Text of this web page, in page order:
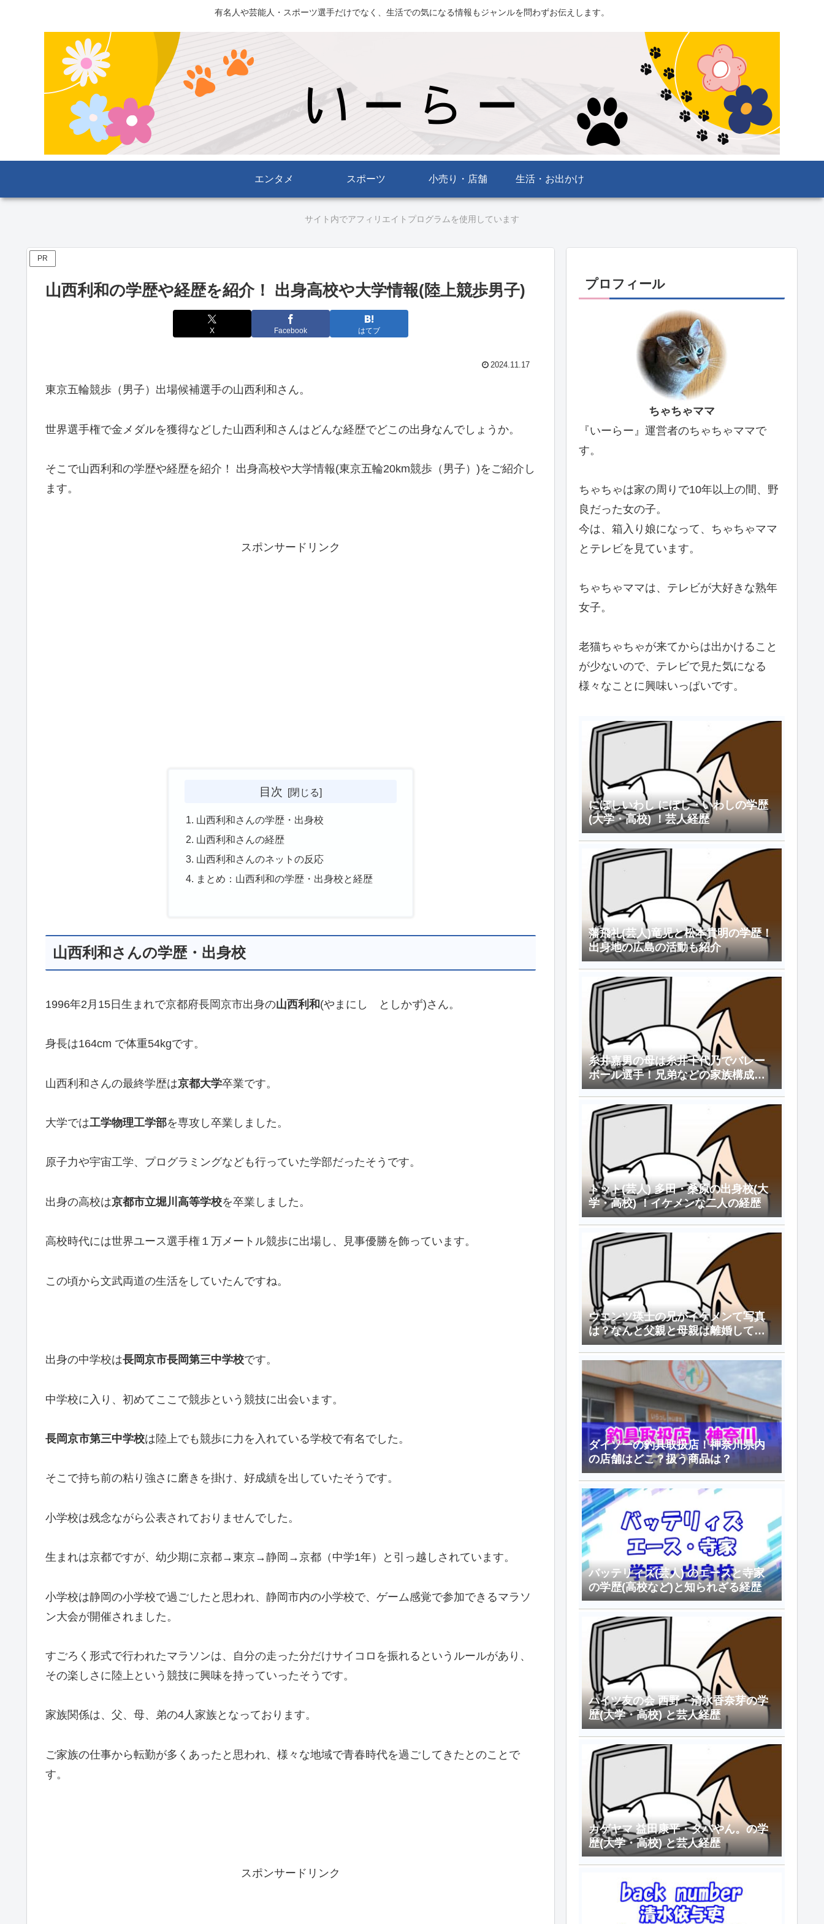
有名人や芸能人・スポーツ選手だけでなく、生活での気になる情報もジャンルを問わずお伝えします。
エンタメ スポーツ 小売り・店舗 生活・お出かけ
サイト内でアフィリエイトプログラムを使用しています
PR
山西利和の学歴や経歴を紹介！ 出身高校や大学情報(陸上競歩男子)
X Facebook はてブ
2024.11.17
東京五輪競歩（男子）出場候補選手の山西利和さん。
世界選手権で金メダルを獲得などした山西利和さんはどんな経歴でどこの出身なんでしょうか。
そこで山西利和の学歴や経歴を紹介！ 出身高校や大学情報(東京五輪20km競歩（男子）)をご紹介し
ます。
スポンサードリンク
目次
山西利和さんの学歴・出身校
山西利和さんの経歴
山西利和さんのネットの反応
まとめ：山西利和の学歴・出身校と経歴
山西利和さんの学歴・出身校
1996年2月15日生まれで京都府長岡京市出身の山西利和(やまにし としかず)さん。
身長は164cm で体重54kgです。
山西利和さんの最終学歴は京都大学卒業です。
大学では工学物理工学部を専攻し卒業しました。
原子力や宇宙工学、プログラミングなども行っていた学部だったそうです。
出身の高校は京都市立堀川高等学校を卒業しました。
高校時代には世界ユース選手権１万メートル競歩に出場し、見事優勝を飾っています。
この頃から文武両道の生活をしていたんですね。
出身の中学校は長岡京市長岡第三中学校です。
中学校に入り、初めてここで競歩という競技に出会います。
長岡京市第三中学校は陸上でも競歩に力を入れている学校で有名でした。
そこで持ち前の粘り強さに磨きを掛け、好成績を出していたそうです。
小学校は残念ながら公表されておりませんでした。
生まれは京都ですが、幼少期に京都→東京→静岡→京都（中学1年）と引っ越しされています。
小学校は静岡の小学校で過ごしたと思われ、静岡市内の小学校で、ゲーム感覚で参加できるマラソ
ン大会が開催されました。
すごろく形式で行われたマラソンは、自分の走った分だけサイコロを振れるというルールがあり、
その楽しさに陸上という競技に興味を持っていったそうです。
家族関係は、父、母、弟の4人家族となっております。
ご家族の仕事から転勤が多くあったと思われ、様々な地域で青春時代を過ごしてきたとのことで
す。
スポンサードリンク
プロフィール
ちゃちゃママ
『いーらー』運営者のちゃちゃママで
す。
ちゃちゃは家の周りで10年以上の間、野
良だった女の子。
今は、箱入り娘になって、ちゃちゃママ
とテレビを見ています。
ちゃちゃママは、テレビが大好きな熟年
女子。
老猫ちゃちゃが来てからは出かけること
が少ないので、テレビで見た気になる
様々なことに興味いっぱいです。
にぼしいわし にぼし・いわしの学歴
(大学・高校) ！芸人経歴
藩飛礼(芸人)竜児と松本貴明の学歴！
出身地の広島の活動も紹介
糸井嘉男の母は糸井千代乃でバレー
ボール選手！兄弟などの家族構成や
嫁情報
トット(芸人) 多田・桑原の出身校(大
学・高校) ！イケメンな二人の経歴
ウエンツ瑛士の兄がイケメンて写真
は？なんと父親と母親は離婚してい
た
ダイソーの釣具取扱店！神奈川県内
の店舗はどこ？扱う商品は？
バッテリィズ(芸人) のエースと寺家
の学歴(高校など)と知られざる経歴
ハイツ友の会 西野・清水香奈芽の学
歴(大学・高校) と芸人経歴
カゲヤマ 益田康平・タバやん。の学
歴(大学・高校) と芸人経歴